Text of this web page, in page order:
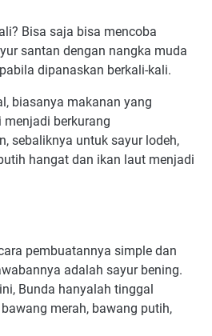
Bisa saja bisa mencoba
ѕаntаn dеngаn nangka mudа
dіраnаѕkаn berkali-kali.
biasanya makanan yang
berkurang
sebaliknya untuk sayur lodeh,
hangat dan ikan laut menjadi
pembuatannya simple dan
adalah sayur bening.
Bunda hanyalah tinggal
merah, bawang putih,